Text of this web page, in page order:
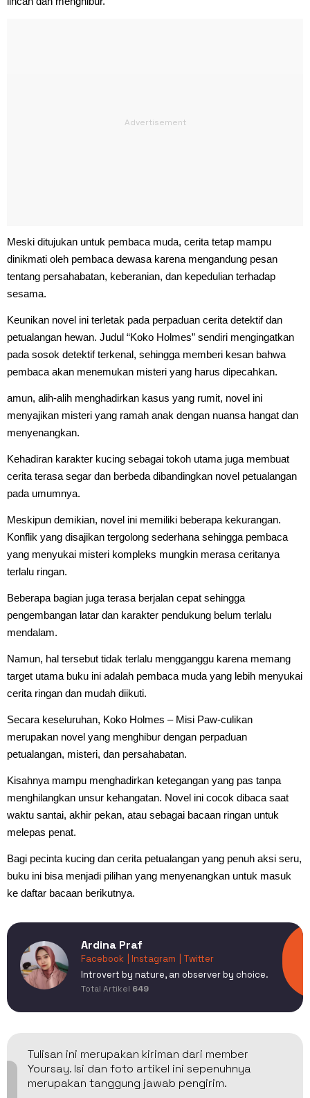
Meski ditujukan untuk pembaca muda, cerita tetap mampu
dinikmati oleh pembaca dewasa karena mengandung pesan
tentang persahabatan, keberanian, dan kepedulian terhadap
sesama.
Keunikan novel ini terletak pada perpaduan cerita detektif dan
petualangan hewan. Judul “Koko Holmes” sendiri mengingatkan
pada sosok detektif terkenal, sehingga memberi kesan bahwa
pembaca akan menemukan misteri yang harus dipecahkan.
amun, alih-alih menghadirkan kasus yang rumit, novel ini
menyajikan misteri yang ramah anak dengan nuansa hangat dan
menyenangkan.
Kehadiran karakter kucing sebagai tokoh utama juga membuat
cerita terasa segar dan berbeda dibandingkan novel petualangan
pada umumnya.
Meskipun demikian, novel ini memiliki beberapa kekurangan.
Konflik yang disajikan tergolong sederhana sehingga pembaca
yang menyukai misteri kompleks mungkin merasa ceritanya
terlalu ringan.
Beberapa bagian juga terasa berjalan cepat sehingga
pengembangan latar dan karakter pendukung belum terlalu
mendalam.
Namun, hal tersebut tidak terlalu mengganggu karena memang
target utama buku ini adalah pembaca muda yang lebih menyukai
cerita ringan dan mudah diikuti.
Secara keseluruhan, Koko Holmes – Misi Paw-culikan
merupakan novel yang menghibur dengan perpaduan
petualangan, misteri, dan persahabatan.
Kisahnya mampu menghadirkan ketegangan yang pas tanpa
menghilangkan unsur kehangatan. Novel ini cocok dibaca saat
waktu santai, akhir pekan, atau sebagai bacaan ringan untuk
melepas penat.
Bagi pecinta kucing dan cerita petualangan yang penuh aksi seru,
buku ini bisa menjadi pilihan yang menyenangkan untuk masuk
ke daftar bacaan berikutnya.
Ardina Praf
Facebook | Instagram
| Twitter
Introvert by nature, an observer by choice.
Total Artikel 649
Tulisan ini merupakan kiriman dari member
Yoursay. Isi dan foto artikel ini sepenuhnya
merupakan tanggung jawab pengirim.